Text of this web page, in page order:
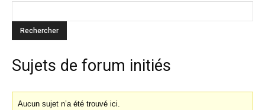
Sujets de forum initiés
Aucun sujet n’a été trouvé ici.